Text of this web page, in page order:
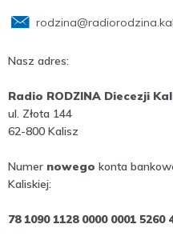
Nasz adres:
Radio RODZINA Diecezji
ul. Złota 144
62-800 Kalisz
Numer nowego konta
Kaliskiej:
78 1090 1128 0000 0001 5260